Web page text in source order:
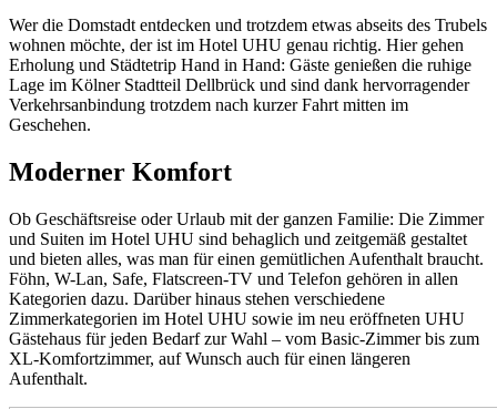
Wer die Domstadt entdecken und trotzdem etwas abseits des Trubels
wohnen möchte, der ist im Hotel UHU genau richtig. Hier gehen
Erholung und Städtetrip Hand in Hand: Gäste genießen die ruhige
Lage im Kölner Stadtteil Dellbrück und sind dank hervorragender
Verkehrsanbindung trotzdem nach kurzer Fahrt mitten im
Geschehen.
Moderner Komfort
Ob Geschäftsreise oder Urlaub mit der ganzen Familie: Die Zimmer
und Suiten im Hotel UHU sind behaglich und zeitgemäß gestaltet
und bieten alles, was man für einen gemütlichen Aufenthalt braucht.
Föhn, W-Lan, Safe, Flatscreen-TV und Telefon gehören in allen
Kategorien dazu. Darüber hinaus stehen verschiedene
Zimmerkategorien im Hotel UHU sowie im neu eröffneten UHU
Gästehaus für jeden Bedarf zur Wahl – vom Basic-Zimmer bis zum
XL-Komfortzimmer, auf Wunsch auch für einen längeren
Aufenthalt.